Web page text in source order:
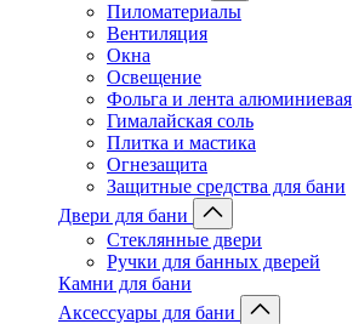
Пиломатериалы
Вентиляция
Окна
Освещение
Фольга и лента алюминиевая
Гималайская соль
Плитка и мастика
Огнезащита
Защитные средства для бани
Двери для бани
Стеклянные двери
Ручки для банных дверей
Камни для бани
Аксессуары для бани